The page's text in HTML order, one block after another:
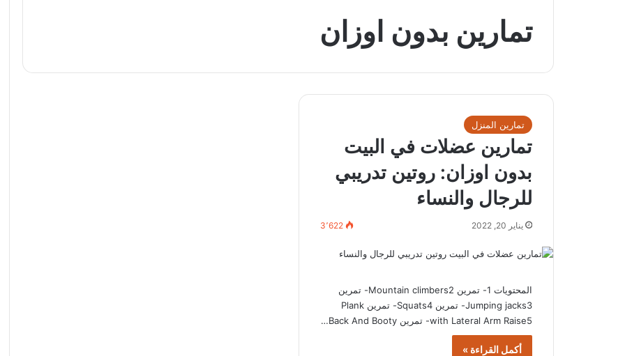
تمارين بدون اوزان
تمارين المنزل
تمارين عضلات في البيت
بدون اوزان: روتين تدريبي
للرجال والنساء
يناير 20, 2022 3٬622
المحتويات 1- تمرين Mountain climbers2- تمرين
Jumping jacks3- تمرين Squats4- تمرين Plank
with Lateral Arm Raise5- تمرين Back And Booty…
أكمل القراءة »